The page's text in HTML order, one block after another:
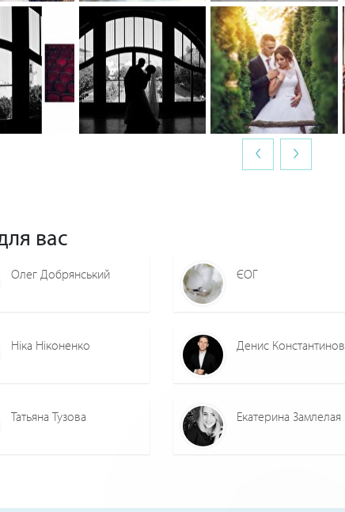
0 0 0 0 0
0
‹ ›
вас
Олег Добрянський ЄОГ
Ніка Ніконенко Денис Константинов
Татьяна Тузова Екатерина Замлелая